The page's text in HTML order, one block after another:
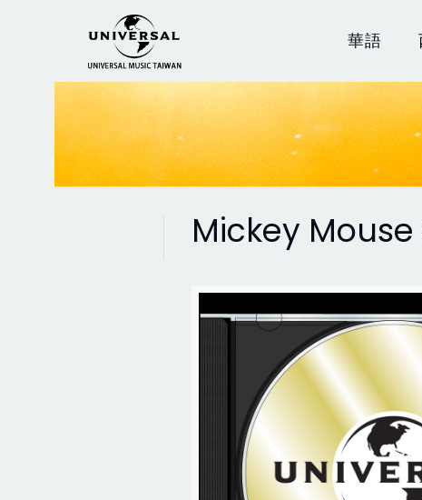
華語
Mickey